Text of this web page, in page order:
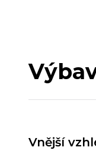
Vnější